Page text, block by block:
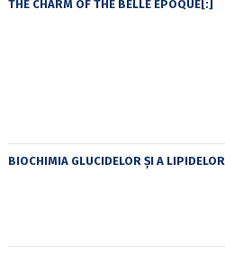
THE CHARM OF THE BELLE ÉPOQUE[:]
BIOCHIMIA GLUCIDELOR ȘI A LIPIDELOR